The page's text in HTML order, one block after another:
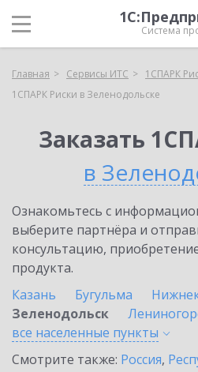
Система
Главная Сервисы ИТС
1СПАРК
1СПАРК Риски в Зеленодольске
Заказать
в
Ознакомьтесь с
выберите партнёра и
консультацию,
продукта.
Казань
Бугульма
Зеленодольск
все населенные пункты
Смотрите также: Россия,